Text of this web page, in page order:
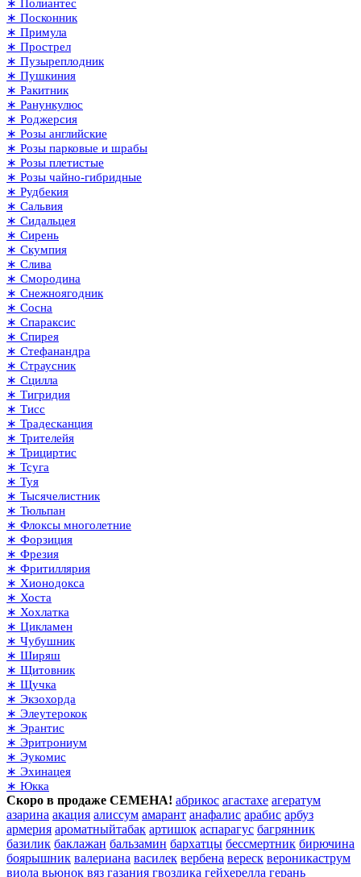
∗ Полиантес
∗ Посконник
∗ Примула
∗ Прострел
∗ Пузыреплодник
∗ Пушкиния
∗ Ракитник
∗ Ранункулюс
∗ Роджерсия
∗ Розы английские
∗ Розы парковые и шрабы
∗ Розы плетистые
∗ Розы чайно-гибридные
∗ Рудбекия
∗ Сальвия
∗ Сидальцея
∗ Сирень
∗ Скумпия
∗ Слива
∗ Смородина
∗ Снежноягодник
∗ Сосна
∗ Спараксис
∗ Спирея
∗ Стефанандра
∗ Страусник
∗ Сцилла
∗ Тигридия
∗ Тисс
∗ Традесканция
∗ Трителейя
∗ Трициртис
∗ Тсуга
∗ Туя
∗ Тысячелистник
∗ Тюльпан
∗ Флоксы многолетние
∗ Форзиция
∗ Фрезия
∗ Фритиллярия
∗ Хионодокса
∗ Хоста
∗ Хохлатка
∗ Цикламен
∗ Чубушник
∗ Ширяш
∗ Щитовник
∗ Щучка
∗ Экзохорда
∗ Элеутерокок
∗ Эрантис
∗ Эритрониум
∗ Эукомис
∗ Эхинацея
∗ Юкка
Скоро в продаже СЕМЕНА! абрикос агастахе агератум
азарина акация алиссум амарант анафалис арабис арбуз
армерия ароматныйтабак артишок аспарагус багрянник
базилик баклажан бальзамин бархатцы бессмертник бирючина
боярышник валериана василек вербена вереск вероникаструм
виола вьюнок вяз газания гвоздика гейхерелла герань